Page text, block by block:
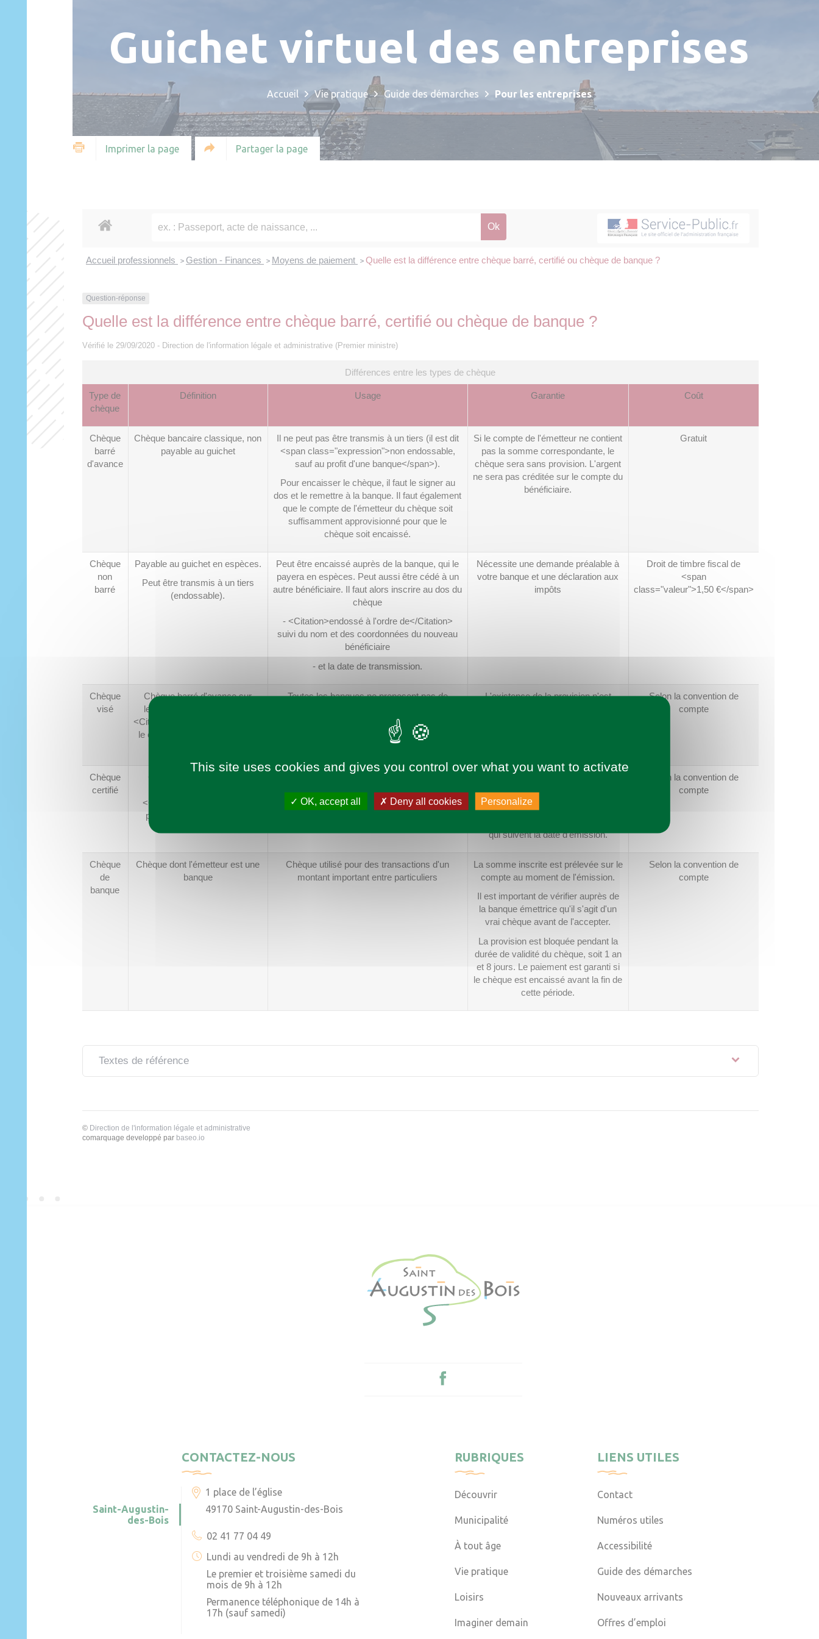
Découvrir
Intercommunalité
Municipalité
Finances Locales
Offres d’emploi
Communication
Numéros utiles
À tout âge
Santé et prévention
Solidarité
Vie pratique
Services aux associations
Loisirs
Annuaire des associations
Imaginer demain
Proposer un événement
Offres d’emploi
Guichet virtuel des entreprises
Accueil Vie pratique Guide des démarches Pour les entreprises
Imprimer la page Partager la page
Accueil professionnels > Gestion - Finances > Moyens de paiement > Quelle est la différence entre chèque barré, certifié ou chèque de banque ?
Question-réponse
Quelle est la différence entre chèque barré, certifié ou chèque de banque ?
Vérifié le 29/09/2020 - Direction de l'information légale et administrative (Premier ministre)
Différences entre les types de chèque
Type de
chèque
Définition Usage Garantie Coût
Chèque
barré
d'avance
Chèque bancaire classique, non
payable au guichet
Il ne peut pas être transmis à un tiers (il est dit
<span class="expression">non endossable,
sauf au profit d'une banque</span>).
Pour encaisser le chèque, il faut le signer au
dos et le remettre à la banque. Il faut également
que le compte de l'émetteur du chèque soit
suffisamment approvisionné pour que le
chèque soit encaissé.
Si le compte de l'émetteur ne contient
pas la somme correspondante, le
chèque sera sans provision. L'argent
ne sera pas créditée sur le compte du
bénéficiaire.
Gratuit
Chèque
non
barré
Payable au guichet en espèces.
Peut être transmis à un tiers
(endossable).
Peut être encaissé auprès de la banque, qui le
payera en espèces. Peut aussi être cédé à un
autre bénéficiaire. Il faut alors inscrire au dos du
chèque
- <Citation>endossé à l'ordre de</Citation>
suivi du nom et des coordonnées du nouveau
bénéficiaire
- et la date de transmission.
Nécessite une demande préalable à
votre banque et une déclaration aux
impôts
Droit de timbre fiscal de
<span
class="valeur">1,50 €</span>
Chèque
visé
Chèque barré d'avance sur
lequel la banque mentionne
<Citation>somme disponible sur
le compte à telle date et à telle
Toutes les banques ne proposent pas de
L'existence de la provision n'est
Selon la convention de
compte
Chèque
certifié
<Citation>provision bloquée
pendant 8 jours</Citation>
Toutes les banques ne proposent pas de
chèques certifiés
La somme inscrite est prélevée sur le
compte au moment de l'émission.
Le paiement est garanti si le chèque
qui suivent la date d'émission.
Selon la convention de
compte
Chèque
de
banque
Chèque dont l'émetteur est une
banque
Chèque utilisé pour des transactions d'un
montant important entre particuliers
La somme inscrite est prélevée sur le
compte au moment de l'émission.
Il est important de vérifier auprès de
la banque émettrice qu'il s'agit d'un
vrai chèque avant de l'accepter.
La provision est bloquée pendant la
durée de validité du chèque, soit 1 an
et 8 jours. Le paiement est garanti si
le chèque est encaissé avant la fin de
cette période.
Selon la convention de
compte
Textes de référence
© Direction de l'information légale et administrative
comarquage developpé par baseo.io
CONTACTEZ-NOUS
Saint-Augustin-
des-Bois
1 place de l’église
49170 Saint-Augustin-des-Bois
02 41 77 04 49
Lundi au vendredi de 9h à 12h
Le premier et troisième samedi du
mois de 9h à 12h
Permanence téléphonique de 14h à
17h (sauf samedi)
RUBRIQUES
Découvrir
Municipalité
À tout âge
Vie pratique
Loisirs
Imaginer demain
LIENS UTILES
Contact
Numéros utiles
Accessibilité
Guide des démarches
Nouveaux arrivants
Offres d’emploi
This site uses cookies and gives you control over what you want to activate
OK, accept all Deny all cookies Personalize